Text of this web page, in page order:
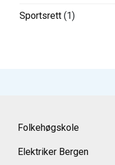
Sportsrett (1)
Folkehøgskole
Elektriker Bergen